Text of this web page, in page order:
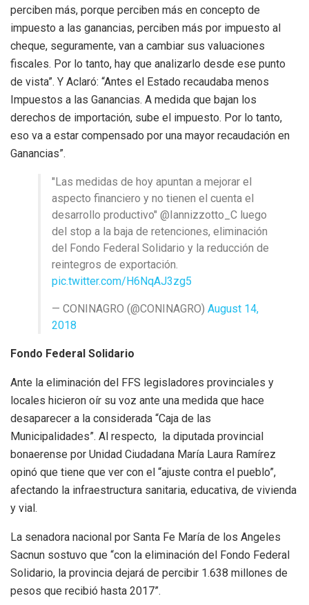
perciben más, porque perciben más en concepto de
impuesto a las ganancias, perciben más por impuesto al
cheque, seguramente, van a cambiar sus valuaciones
fiscales. Por lo tanto, hay que analizarlo desde ese punto
de vista”. Y Aclaró: “Antes el Estado recaudaba menos
Impuestos a las Ganancias. A medida que bajan los
derechos de importación, sube el impuesto. Por lo tanto,
eso va a estar compensado por una mayor recaudación en
Ganancias”.
"Las medidas de hoy apuntan a mejorar el
aspecto financiero y no tienen el cuenta el
desarrollo productivo" @Iannizzotto_C luego
del stop a la baja de retenciones, eliminación
del Fondo Federal Solidario y la reducción de
reintegros de exportación.
pic.twitter.com/H6NqAJ3zg5
— CONINAGRO (@CONINAGRO) August 14,
2018
Fondo Federal Solidario
Ante la eliminación del FFS legisladores provinciales y
locales hicieron oír su voz ante una medida que hace
desaparecer a la considerada “Caja de las
Municipalidades”. Al respecto, la diputada provincial
bonaerense por Unidad Ciudadana María Laura Ramírez
opinó que tiene que ver con el “ajuste contra el pueblo”,
afectando la infraestructura sanitaria, educativa, de vivienda
y vial.
La senadora nacional por Santa Fe María de los Angeles
Sacnun sostuvo que “con la eliminación del Fondo Federal
Solidario, la provincia dejará de percibir 1.638 millones de
pesos que recibió hasta 2017”.